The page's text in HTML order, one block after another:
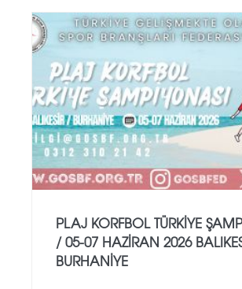
PLAJ KORFBOL TÜRKİYE
/ 05-07 HAZİRAN 2026
BURHANİYE